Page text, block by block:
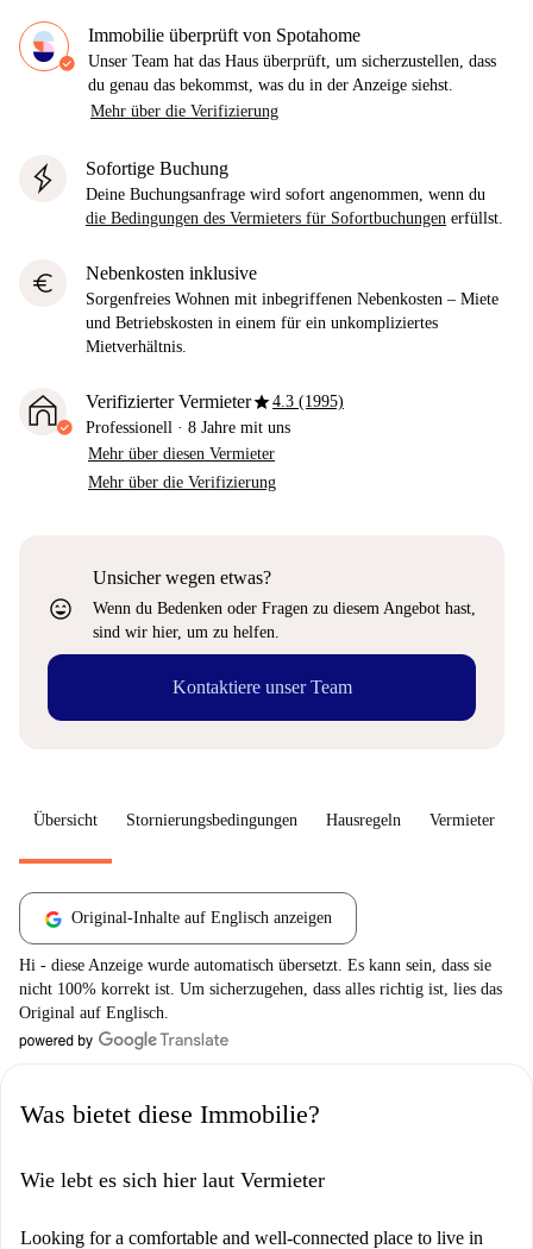
Immobilie überprüft von Spotahome
Unser Team hat das Haus überprüft, um sicherzustellen, dass
du genau das bekommst, was du in der Anzeige siehst.
Mehr über die Verifizierung
Sofortige Buchung
Deine Buchungsanfrage wird sofort angenommen, wenn du
die Bedingungen des Vermieters für Sofortbuchungen erfüllst.
euro Nebenkosten inklusive
Sorgenfreies Wohnen mit inbegriffenen Nebenkosten – Miete
und Betriebskosten in einem für ein unkompliziertes
Mietverhältnis.
Verifizierter Vermieterstar4.3 (1995)
Professionell · 8 Jahre mit uns
Mehr über diesen Vermieter
Mehr über die Verifizierung
sentiment_very_satisfied
Unsicher wegen etwas?
Wenn du Bedenken oder Fragen zu diesem Angebot hast,
sind wir hier, um zu helfen.
Kontaktiere unser Team
Übersicht Stornierungsbedingungen Hausregeln Vermieter
Original-Inhalte auf Englisch anzeigen
Hi - diese Anzeige wurde automatisch übersetzt. Es kann sein, dass sie
nicht 100% korrekt ist. Um sicherzugehen, dass alles richtig ist, lies das
Original auf Englisch.
Was bietet diese Immobilie?
Wie lebt es sich hier laut Vermieter
Looking for a comfortable and well-connected place to live in